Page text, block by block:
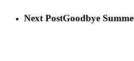
Next PostGoodbye